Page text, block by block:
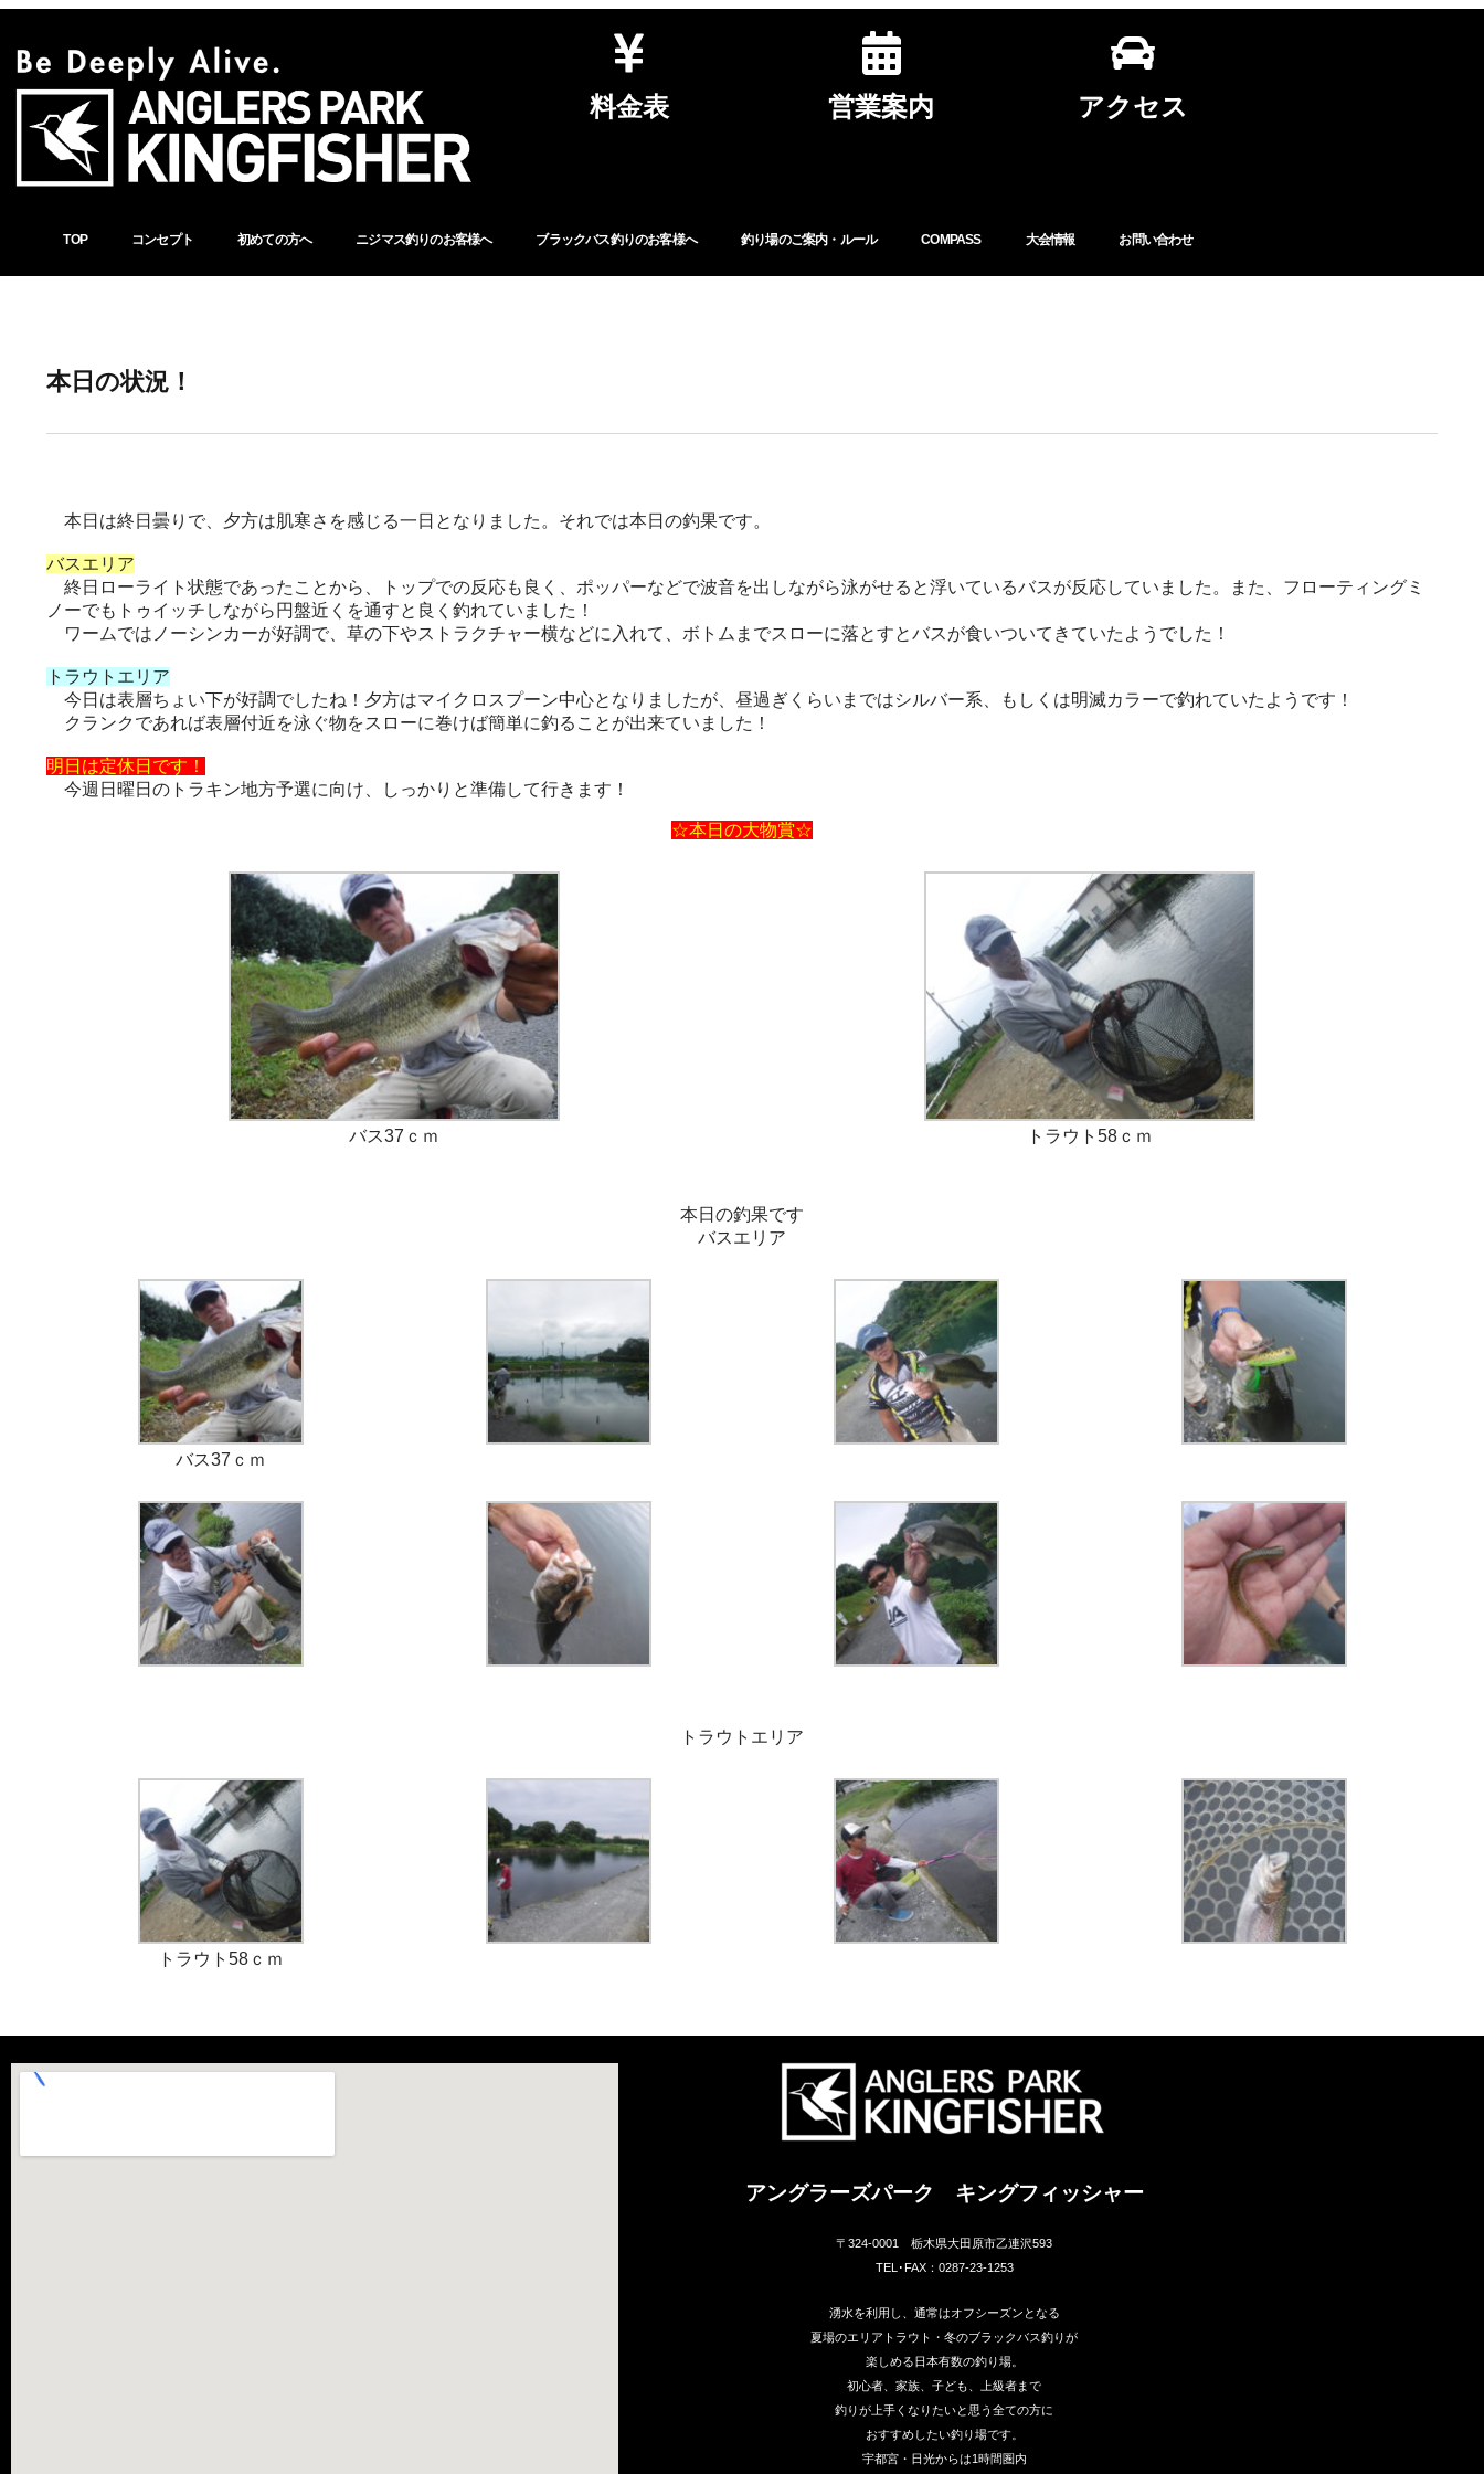
料金表 営業案内 アクセス
TOP コンセプト 初めての方へ ニジマス釣りのお客様へ ブラックバス釣りのお客様へ 釣り場のご案内・ルール COMPASS 大会情報 お問い合わせ
本日の状況！
本日は終日曇りで、夕方は肌寒さを感じる一日となりました。それでは本日の釣果です。
バスエリア
終日ローライト状態であったことから、トップでの反応も良く、ポッパーなどで波音を出しながら泳がせると浮いているバスが反応していました。また、フローティングミ
ノーでもトゥイッチしながら円盤近くを通すと良く釣れていました！
ワームではノーシンカーが好調で、草の下やストラクチャー横などに入れて、ボトムまでスローに落とすとバスが食いついてきていたようでした！
トラウトエリア
今日は表層ちょい下が好調でしたね！夕方はマイクロスプーン中心となりましたが、昼過ぎくらいまではシルバー系、もしくは明滅カラーで釣れていたようです！
クランクであれば表層付近を泳ぐ物をスローに巻けば簡単に釣ることが出来ていました！
明日は定休日です！
今週日曜日のトラキン地方予選に向け、しっかりと準備して行きます！
☆本日の大物賞☆
バス37ｃｍ トラウト58ｃｍ
本日の釣果です
バスエリア
バス37ｃｍ
トラウトエリア
トラウト58ｃｍ
アングラーズパーク キングフィッシャー
〒324-0001 栃木県大田原市乙連沢593
TEL･FAX：0287-23-1253
湧水を利用し、通常はオフシーズンとなる
夏場のエリアトラウト・冬のブラックバス釣りが
楽しめる日本有数の釣り場。
初心者、家族、子ども、上級者まで
釣りが上手くなりたいと思う全ての方に
おすすめしたい釣り場です。
宇都宮・日光からは1時間圏内